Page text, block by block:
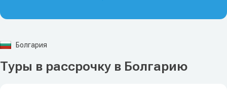
Болгария
Туры в рассрочку в Болгарию